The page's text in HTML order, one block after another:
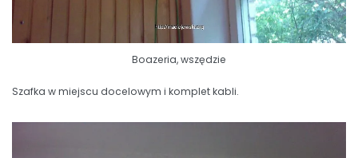
Boazeria, wszędzie
Szafka w miejscu docelowym i komplet kabli.